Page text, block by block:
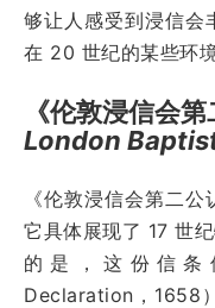
够让人感受到浸信会
在 20 世纪的某些环
《伦敦浸信会
London
《伦敦浸信会第二
它具体展现了 17 世
的是，这份信条
Declaration，1658